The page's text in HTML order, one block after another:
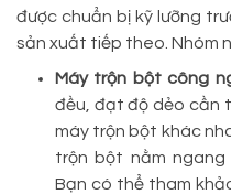
được chuẩn bị kỹ lưỡng
sản xuất tiếp theo. Nhóm
Máy trộn bột công
đều, đạt độ dẻo cần
máy trộn bột khác
trộn bột nằm ngang
Bạn có thể tham